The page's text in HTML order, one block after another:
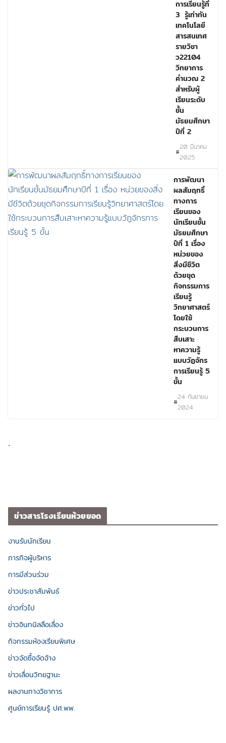
การเรียนรู้ที่
3 รู้เท่าทัน
เทคโนโลยี
สารสนเทศ
รายวิชา
ว22104
วิทยาการ
คำนวณ 2
สำหรับผู้
เรียนระดับ
ชั้น
มัธยมศึกษา
ปีที่ 2
20 มีนาคม
2025
การพัฒนา
ผลสัมฤทธิ์
ทางการ
เรียนของ
นักเรียนชั้น
มัธยมศึกษา
ปีที่ 1 เรื่อง
หน่วยของ
สิ่งมีชีวิต
ด้วยชุด
กิจกรรมการ
เรียนรู้
วิทยาศาสตร์
โดยใช้
กระบวนการ
สืบเสาะ
หาความรู้
แบบวัฏจักร
การเรียนรู้ 5
ขั้น
24 กันยายน
2024
.
ข่าวสารโรงเรียนห้วยยอด
งานรับนักเรียน
ภารกิจผู้บริหาร
การมีส่วนร่วม
ข่าวประชาสัมพันธ์
ข่าวทั่วไป
ข่าวอินทนิลลือเลื่อง
กิจกรรมห้องเรียนพิเศษ
ข่าวจัดซื้อจัดจ้าง
ข่าวเลื่อนวิทยฐานะ
ผลงานทางวิชาการ
ศูนย์การเรียนรู้ ปศ.พพ.